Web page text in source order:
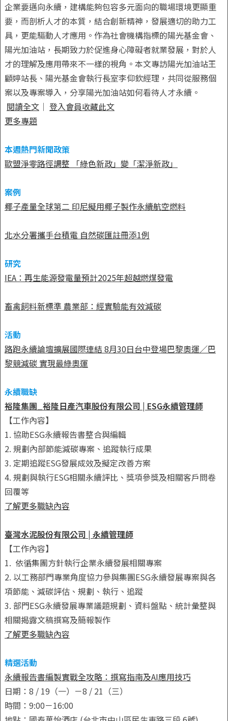
企業要邁向永續，建構能夠包容多元面向的職場環境更顯重
要，而剖析人才的本質，結合創新精神，發展適切的助力工
具，更能驅動人才應用。作為社會機構指標的陽光基金會、
陽光加油站，長期致力於促進身心障礙者就業發展，對於人
才的理解及應用帶來不一樣的視角。本文專訪陽光加油站王
顧婷站長、陽光基金會執行長室李仰欽經理，共同從服務個
案以及專案導入，分享陽光加油站如何看待人才永續。
閱讀全文 ｜ 登入會員收藏此文
更多專題
本週熱門新聞政策
歐盟淨零路徑調整 「綠色新政」變「潔淨新政」
案例
椰子產量全球第二 印尼擬用椰子製作永續航空燃料
北水分署攜手台積電 自然碳匯註冊添1例
研究
IEA：再生能源發電量預計2025年超越燃煤發電
畜禽飼料新標準 農業部：經實驗能有效減碳
活動
路跑永續論壇擴展國際連結 8月30日台中登場巴黎奧運／巴
黎競減碳 實現最綠奧運
永續職缺
裕隆集團_裕隆日產汽車股份有限公司 | ESG永續管理師
【工作內容】
1. 協助ESG永續報告書整合與編輯
2. 規劃內部節能減碳專案、追蹤執行成果
3. 定期追蹤ESG發展成效及擬定改善方案
4. 規劃與執行ESG相關永續評比、獎項參獎及相關客戶問卷
回覆等
了解更多職缺內容
臺灣水泥股份有限公司 | 永續管理師
【工作內容】
1. 依循集團方針執行企業永續發展相關專案
2. 以工務部門專業角度協力參與集團ESG永續發展專案與各
項節能、減碳評估、規劃、執行、追蹤
3. 部門ESG永續發展專業議題規劃、資料盤點、統計彙整與
相關揭露文稿撰寫及簡報製作
了解更多職缺內容
精選活動
永續報告書編製實戰全攻略：撰寫指南及AI應用技巧
日期：8 / 19（一）－8 / 21（三）
時間：9:00－16:00